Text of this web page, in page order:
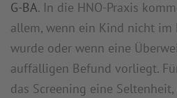
G-BA. In die HNO-Praxis
allem, wenn ein Kind nicht im
wurde oder wenn eine
auffälligen Befund vorliegt.
das Screening eine